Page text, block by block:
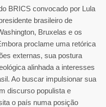
BRICS convocado por Lula
brasileiro de
Bruxelas e os
proclame uma retórica
externas, sua postura
alinhada a interesses
Ao buscar impulsionar sua
discurso populista e
o país numa posição